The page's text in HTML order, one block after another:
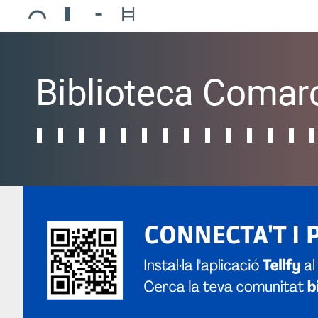
Ajuntament de Mollerussa
Biblioteca Comarcal Jaume Vila
Piscines de Mollerussa